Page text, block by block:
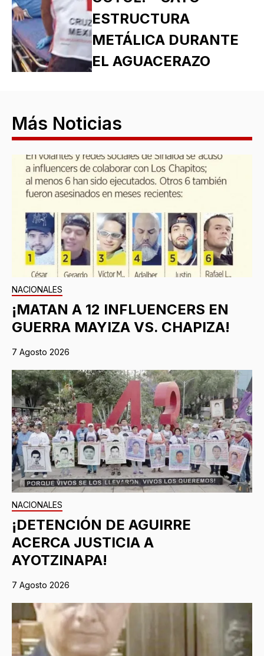
ESTRUCTURA
METÁLICA DURANTE
EL AGUACERAZO
Más Noticias
NACIONALES
¡MATAN A 12 INFLUENCERS EN
GUERRA MAYIZA VS. CHAPIZA!
7 Agosto 2026
NACIONALES
¡DETENCIÓN DE AGUIRRE
ACERCA JUSTICIA A
AYOTZINAPA!
7 Agosto 2026